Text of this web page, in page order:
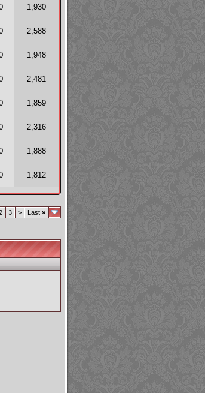
1,930
2,588
1,948
2,481
1,859
2,316
1,888
1,812
3 > Last »